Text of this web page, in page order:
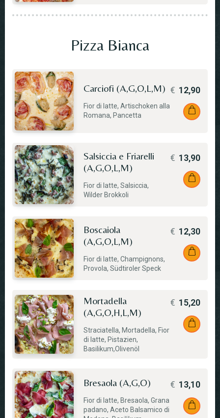
Pizza Bianca
Carciofi (A,G,O,L,M)
Fior di latte, Artischoken alla
Romana, Pancetta
€ 12,90
Salsiccia e Friarelli
(A,G,O,L,M)
Fior di latte, Salsiccia,
Wilder Brokkoli
€ 13,90
Boscaiola
(A,G,O,L,M)
Fior di latte, Champignons,
Provola, Südtiroler Speck
€ 12,30
Mortadella
(A,G,O,H,L,M)
Straciatella, Mortadella, Fior
di latte, Pistazien,
Basilikum,Olivenöl
€ 15,20
Bresaola (A,G,O)
Fior di latte, Bresaola, Grana
padano, Aceto Balsamico di
€ 13,10